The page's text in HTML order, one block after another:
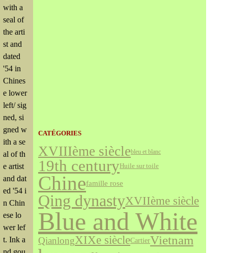
with a
seal of
the arti
st and
dated
'54 in
Chines
e lower
left/ sig
ned, si
gned w
ith a se
al of th
e artist
and dat
ed '54 i
n Chin
ese lo
wer lef
t. Ink a
CATÉGORIES
XVIIIème sièclebleu et blanc
19th centuryHuile sur toile
Chinefamille rose
Qing dynastyXVIIème siècle
Blue and White
QianlongXIXe siècleCartierVietnam